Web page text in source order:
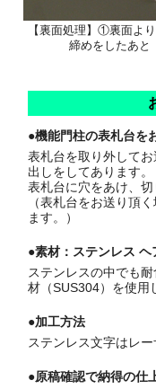
【裏面処理】①裏面よ
締めをしたあと
●機能門柱の表札台を
表札台を取り外して
出しをしてあります。
表札台に穴をあけ、切
（表札台をお送り頂
ます。）
●素材：ステンレス ヘ
ステンレスの中でも
材（SUS304）を使用
●加工方法
ステンレス文字はレ
●原稿確認で納得の仕